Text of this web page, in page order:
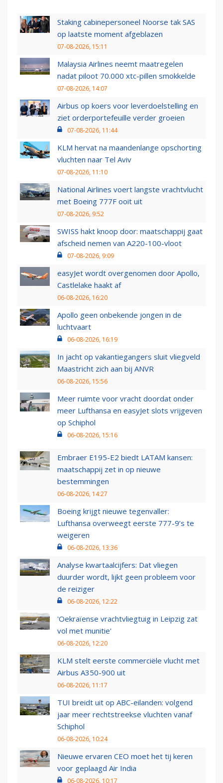
Staking cabinepersoneel Noorse tak SAS
op laatste moment afgeblazen
07-08-2026, 15:11
Malaysia Airlines neemt maatregelen
nadat piloot 70.000 xtc-pillen smokkelde
07-08-2026, 14:07
Airbus op koers voor leverdoelstelling en
ziet orderportefeuille verder groeien
07-08-2026, 11:44
KLM hervat na maandenlange opschorting
vluchten naar Tel Aviv
07-08-2026, 11:10
National Airlines voert langste vrachtvlucht
met Boeing 777F ooit uit
07-08-2026, 9:52
SWISS hakt knoop door: maatschappij gaat
afscheid nemen van A220-100-vloot
07-08-2026, 9:09
easyJet wordt overgenomen door Apollo,
Castlelake haakt af
06-08-2026, 16:20
Apollo geen onbekende jongen in de
luchtvaart
06-08-2026, 16:19
In jacht op vakantiegangers sluit vliegveld
Maastricht zich aan bij ANVR
06-08-2026, 15:56
Meer ruimte voor vracht doordat onder
meer Lufthansa en easyJet slots vrijgeven
op Schiphol
06-08-2026, 15:16
Embraer E195-E2 biedt LATAM kansen:
maatschappij zet in op nieuwe
bestemmingen
06-08-2026, 14:27
Boeing krijgt nieuwe tegenvaller:
Lufthansa overweegt eerste 777-9’s te
weigeren
06-08-2026, 13:36
Analyse kwartaalcijfers: Dat vliegen
duurder wordt, lijkt geen probleem voor
de reiziger
06-08-2026, 12:22
'Oekraïense vrachtvliegtuig in Leipzig zat
vol met munitie'
06-08-2026, 12:20
KLM stelt eerste commerciële vlucht met
Airbus A350-900 uit
06-08-2026, 11:17
TUI breidt uit op ABC-eilanden: volgend
jaar meer rechtstreekse vluchten vanaf
Schiphol
06-08-2026, 10:24
Nieuwe ervaren CEO moet het tij keren
voor geplaagd Air India
06-08-2026, 10:17